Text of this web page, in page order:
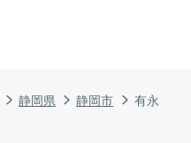
静岡県 静岡市 有永